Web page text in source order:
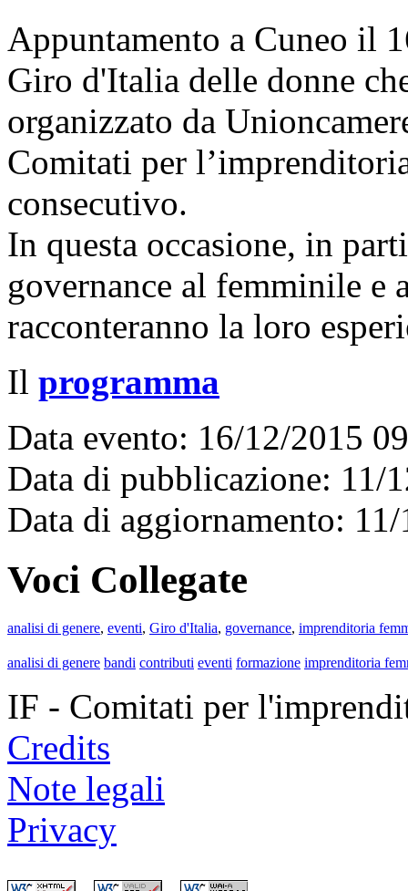
Appuntamento a Cuneo il
Giro d'Italia delle donne
organizzato da
Comitati per
consecutivo.
In questa occasione, in
governance al femminile e
racconteranno la loro
Il programma
Data evento: 16/12/2015
Data di pubblicazione: 11/
Data di aggiornamento:
Voci Collegate
analisi di genere, eventi, Giro d'Italia, governance, imprenditoria
analisi di genere bandi contributi eventi formazione imprenditoria
IF - Comitati per
Credits
Note legali
Privacy